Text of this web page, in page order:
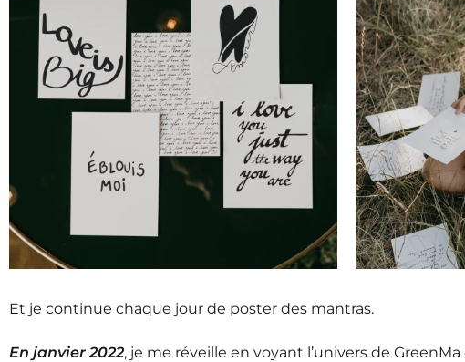
Et je continue chaque jour de poster des mantras.
En janvier 2022, je me réveille en voyant l’univers de